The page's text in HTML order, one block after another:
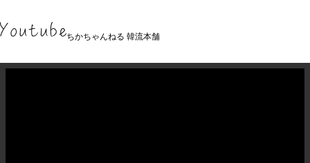
ちかちゃんねる 韓流本舗